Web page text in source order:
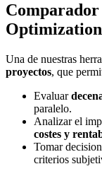
Optimization
Una de nuestras
proyectos, que
Evaluar
paralelo.
Analizar el
costes y
Tomar
criterios